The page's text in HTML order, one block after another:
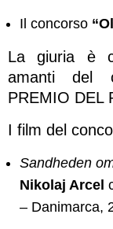
Il concorso
La giuria è
amanti del
PREMIO DEL
I film del
Sandheden
Nikolaj Arcel
– Danimarca,